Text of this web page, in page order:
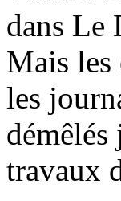
dans Le
Mais les
les
travaux